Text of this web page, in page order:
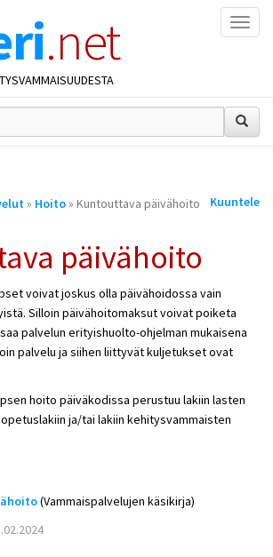
.net
» Hoito» Kuntouttava päivähoito Kuuntele
päivähoito
voivat joskus olla päivähoidossa vain
Silloin päivähoitomaksut voivat poiketa
palvelun erityishuolto-ohjelman mukaisena
palvelu ja siihen liittyvät kuljetukset ovat
hoito päiväkodissa perustuu lakiin lasten
ja/tai lakiin kehitysvammaisten
(Vammaispalvelujen käsikirja)